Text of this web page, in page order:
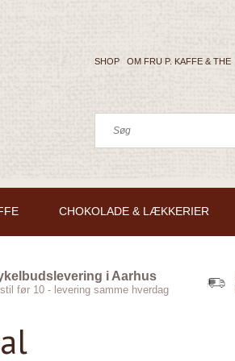
SHOP OM FRU P. KAFFE & THE
CHOKOLADE & LÆKKERIER
i Aarhus
før 10 - levering samme hverdag